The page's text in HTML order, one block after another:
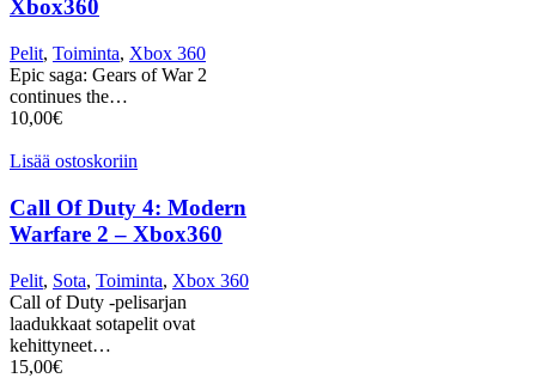
Xbox360
Pelit, Toiminta, Xbox 360
Epic saga: Gears of War 2
continues the…
10,00€
Lisää ostoskoriin
Call Of Duty 4: Modern
Warfare 2 – Xbox360
Pelit, Sota, Toiminta, Xbox 360
Call of Duty -pelisarjan
laadukkaat sotapelit ovat
kehittyneet…
15,00€